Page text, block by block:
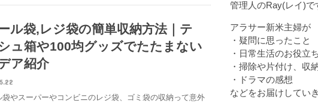
ル袋,レジ袋の簡単収納方法｜テ
ュ箱や100均グッズでたたまない
ア紹介
袋やスーパーやコンビニのレジ袋、ゴミ袋の収納って意外
管理人のRay(レイ)で
アラサー新米主婦が
・疑問に思ったこと
・日常生活のお役立
・掃除や片付け、収
・ドラマの感想
などをお届けしてい